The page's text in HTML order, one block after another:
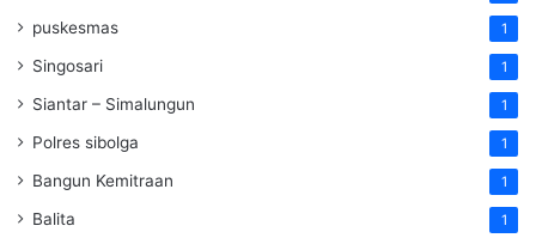
puskesmas 1
Singosari 1
Siantar – Simalungun 1
Polres sibolga 1
Bangun Kemitraan 1
Balita 1